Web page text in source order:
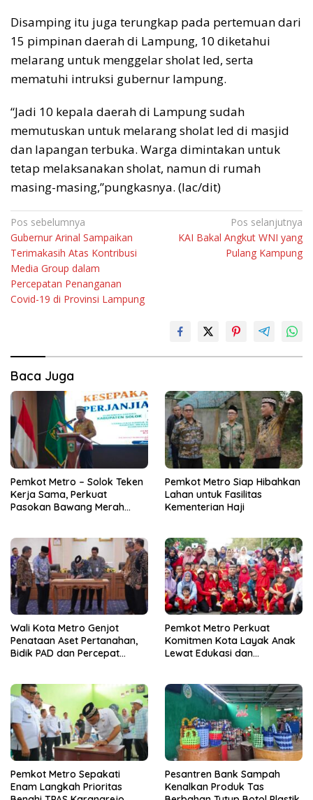
Disamping itu juga terungkap pada pertemuan dari
15 pimpinan daerah di Lampung, 10 diketahui
melarang untuk menggelar sholat Ied, serta
mematuhi intruksi gubernur lampung.
“Jadi 10 kepala daerah di Lampung sudah
memutuskan untuk melarang sholat Ied di masjid
dan lapangan terbuka. Warga dimintakan untuk
tetap melaksanakan sholat, namun di rumah
masing-masing,”pungkasnya. (lac/dit)
Navigasi
pos
Pos sebelumnya
Gubernur Arinal Sampaikan
Terimakasih Atas Kontribusi
Media Group dalam
Percepatan Penanganan
Covid-19 di Provinsi Lampung
Pos selanjutnya
KAI Bakal Angkut WNI yang
Pulang Kampung
Baca Juga
Pemkot Metro – Solok Teken
Kerja Sama, Perkuat
Pasokan Bawang Merah
Pemkot Metro Siap Hibahkan
Lahan untuk Fasilitas
Kementerian Haji
Wali Kota Metro Genjot
Penataan Aset Pertanahan,
Bidik PAD dan Percepat
Pemkot Metro Perkuat
Komitmen Kota Layak Anak
Lewat Edukasi dan
Pemkot Metro Sepakati
Enam Langkah Prioritas
Pesantren Bank Sampah
Kenalkan Produk Tas